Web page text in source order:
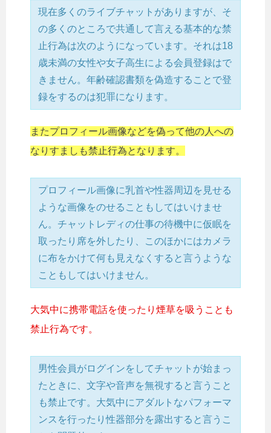
現在多くのライブチャットがありますが、そ
の多くのところで共通して言える基本的な禁
止行為は次のようになっています。それは18
歳未満の女性や女子高生による会員登録はで
きません。年齢確認書類を偽造することで登
録をするのは犯罪になります。
またプロフィール画像などを偽って他の人への
なりすましも禁止行為となります。
プロフィール画像に乳首や性器周辺を見せる
ような画像をのせることもしてはいけませ
ん。チャットレディの仕事の待機中に仮眠を
取ったり席を外したり、このほかにはカメラ
に布をかけて何も見えなくすると言うような
こともしてはいけません。
大気中に携帯電話を使ったり煙草を吸うことも
禁止行為です。
男性会員がログインをしてチャットが始まっ
たときに、文字や音声を無視すると言うこと
も禁止です。大気中にアダルトなパフォーマ
ンスを行ったり性器部分を露出すると言うこ